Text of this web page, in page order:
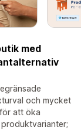
med
och mycket
att öka